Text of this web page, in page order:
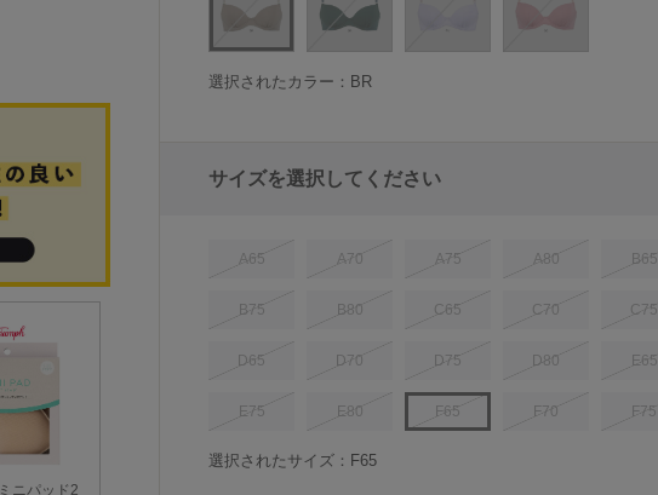
選択されたカラー：BR
サイズを選択してください
A65 A70 A75 A80 B65
B75 B80 C65 C70 C75
D65 D70 D75 D80 E65
E75 E80 F65 F70 F75
選択されたサイズ：F65